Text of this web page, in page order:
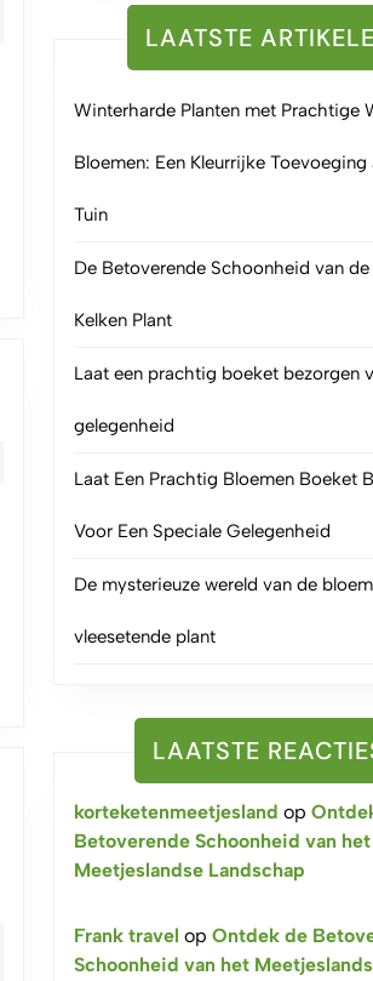
LAATSTE
Winterharde Planten met Prachtige
Bloemen: Een Kleurrijke Toevoeging
Tuin
De Betoverende Schoonheid van
Kelken Plant
Laat een prachtig boeket bezorgen
gelegenheid
Laat Een Prachtig Bloemen Boeket
Voor Een Speciale Gelegenheid
De mysterieuze wereld van de bloem
vleesetende plant
LAATSTE
korteketenmeetjesland op
Betoverende Schoonheid van het
Meetjeslandse Landschap
Frank travel op Ontdek de
Schoonheid van het